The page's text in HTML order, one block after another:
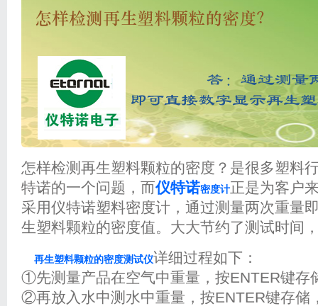
怎样检测再生塑料颗粒的密度？是很多塑料
特诺的一个问题，而仪特诺密度计正是为客户
采用仪特诺塑料密度计，通过测量两次重量
生塑料颗粒的密度值。大大节约了测试时间
再生塑料颗粒的密度测试仪详细过程如下：
①先测量产品在空气中重量，按ENTER键存
②再放入水中测水中重量，按ENTER键存储